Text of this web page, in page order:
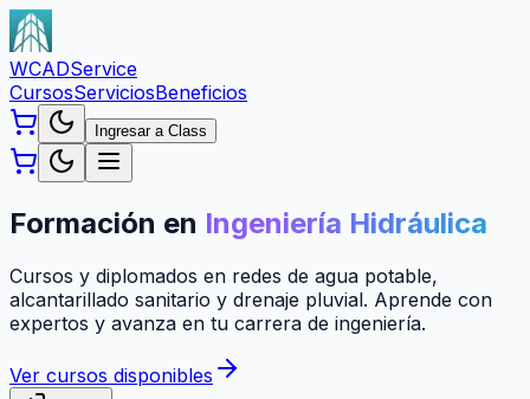
WCADService
CursosServiciosBeneficios
Ingresar a Class
Formación en Ingeniería Hidráulica
Cursos y diplomados en redes de agua potable,
alcantarillado sanitario y drenaje pluvial. Aprende con
expertos y avanza en tu carrera de ingeniería.
Ver cursos disponibles